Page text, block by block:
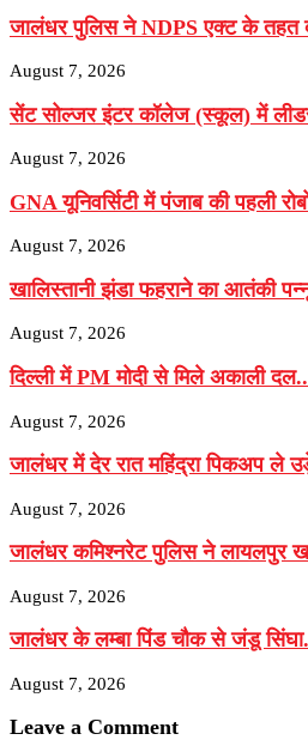
जालंधर पुलिस ने NDPS एक्ट के तहत
August 7, 2026
सेंट सोल्जर इंटर कॉलेज (स्कूल) में
August 7, 2026
GNA यूनिवर्सिटी में पंजाब की पहली
August 7, 2026
खालिस्तानी झंडा फहराने का आतंकी
August 7, 2026
दिल्ली में PM मोदी से मिले अकाली
August 7, 2026
जालंधर में देर रात महिंद्रा पिकअप ले
August 7, 2026
जालंधर कमिश्नरेट पुलिस ने लायलपुर
August 7, 2026
जालंधर के लम्बा पिंड चौक से जंडू
August 7, 2026
Leave a Comment